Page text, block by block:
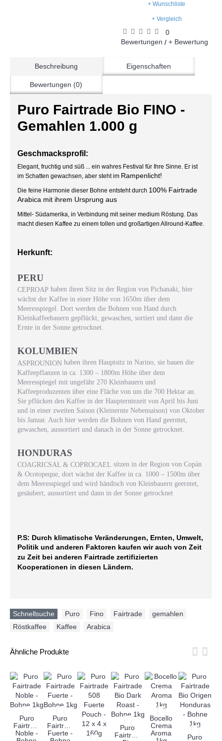
+ Wunschliste
+ Vergleich
0
Bewertungen / + Bewertung
Beschreibung Eigenschaften
Bewertungen (0)
Puro Fairtrade Bio FINO -
Gemahlen 1.000 g
Geschmacksprofil:
Elegant, fruchtig und süß ... ein wahres Festival für Ihre Sinne. Er ist
im Schatten gewachsen, aber steht im Rampenlicht!
Die feine Harmonie dieser Bohne entsteht durch 100% Fairtrade
Arabica mit ihrem Ursprung aus
Mittel- Südamerika, in Verbindung mit seiner medium Röstung. Das
macht diesen Kaffee zu einem tollen und großartigen Allround-Kaffee.
Herkunft:
PERU
CEPROAP haben ihren Sitz in der Region von Pichanaki, hier
wächst der Kaffee in einer Höhe von 1650m über dem
Meeresspiegel. Dort werden die Bohnen von Hand durch
Kleinkaffeebauern gepflückt, gewaschen, sortiert und dann die
Ernte in der Sonne getrocknet.
KOLUMBIEN
ASPROUNION haben ihren Hauptsitz in Narino, sie bauen die
Kaffeepflanzen in ca. 1300 – 1800m Höhe über dem
Meeresspiegel mit ungefähr 270 Kleinbauern und
Kaffeeproduzenten über eine Fläche von um die 700 Hektar an.
Sie pflücken den Kaffee in der Haupterntezeit von April bis Juni
und in einer zweiten Saison (Kleinernte Nebensaison) von Oktober
bis Januar. Auch hier werden die Bohnen von Hand geerntet,
gewaschen, aussortiert und danach in der Sonne getrocknet.
HONDURAS
COAGRICSAL & COPROCAEL sitzen in der Region von Copán
& Ocotopeque, dort wächst der Kaffee in ca. 1000 – 1500m über
dem Meeresspiegel und wird händisch von Kleinbauern geerntet,
gesäubert, aussortiert und dann in der Sonne getrocknet
P.S: Durch klimatische Veränderungen, Ernten, Umwelt,
Politik und anderen Faktoren kaufen wir auch von Zeit
zu Zeit bei anderen Fairtrade zertifizierten
Kooperationen in diesen Ländern.
Schnellsuche Puro Fino Fairtrade gemahlen
Röstkaffee
Kaffee Arabica
Ähnliche Produkte
Puro
Fairtrade
Noble -
Puro
Fairtrade
Fuerte -
Puro
Fairtrade
Bocello
Crema
Aroma
Puro